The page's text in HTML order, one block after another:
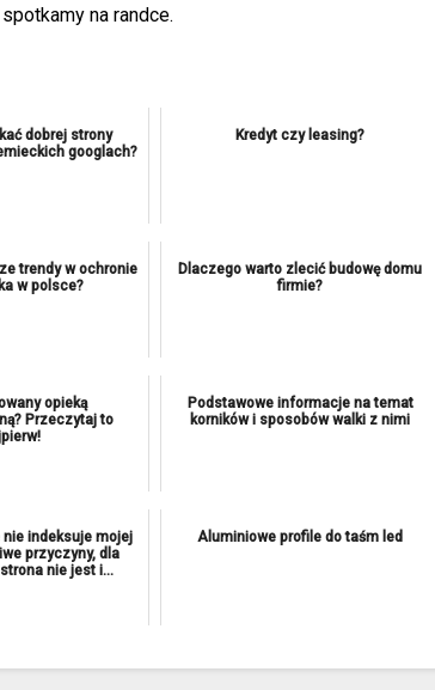
na randce.
dobrej strony
googlach?
Kredyt czy leasing?
trendy w ochronie
w polsce?
Dlaczego warto zlecić budowę domu
firmie?
opieką
Przeczytaj to
Podstawowe informacje na temat
korników i sposobów walki z nimi
nie indeksuje mojej
przyczyny, dla
nie jest i...
Aluminiowe profile do taśm led